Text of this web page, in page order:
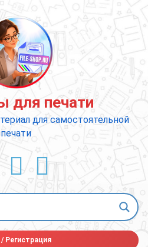
для печати
для самостоятельной
печати
YouTube
E-mail
/Регистрация